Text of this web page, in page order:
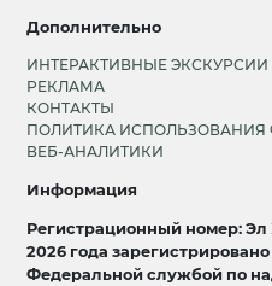
Дополнительно
ИНТЕРАКТИВНЫЕ ЭКСКУРСИИ
РЕКЛАМА
КОНТАКТЫ
ПОЛИТИКА ИСПОЛЬЗОВАНИЯ
ВЕБ-АНАЛИТИКИ
Информация
Регистрационный номер: Эл
2026 года зарегистрировано
Федеральной службой по